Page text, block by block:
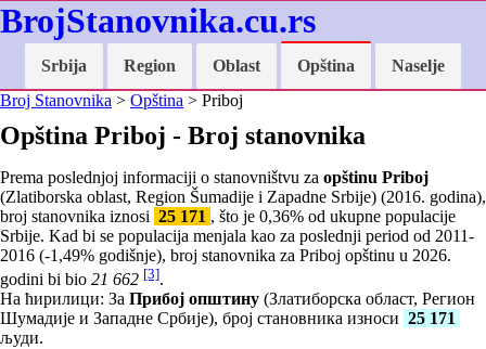
BrojStanovnika.cu.rs
Srbija Region Oblast Opština
Naselje
Broj Stanovnika > Opština > Priboj
Opština Priboj - Broj stanovnika
Prema poslednjoj informaciji o stanovništvu za opštinu Priboj
(Zlatiborska oblast, Region Šumadije i Zapadne Srbije) (2016. godina),
broj stanovnika iznosi 25 171 , što je 0,36% od ukupne populacije
Srbije. Kad bi se populacija menjala kao za poslednji period od 2011-
2016 (-1,49% godišnje), broj stanovnika za Priboj opštinu u 2026.
godini bi bio 21 662 [3].
На ћирилици: За Прибој општину (Златиборска област, Регион
Шумадије и Западне Србије), број становника износи 25 171
људи.